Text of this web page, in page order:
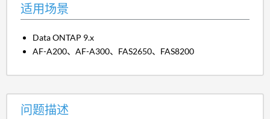
适用场景
Data ONTAP 9.x
AF-A200、AF-A300、FAS2650、FAS8200
问题描述